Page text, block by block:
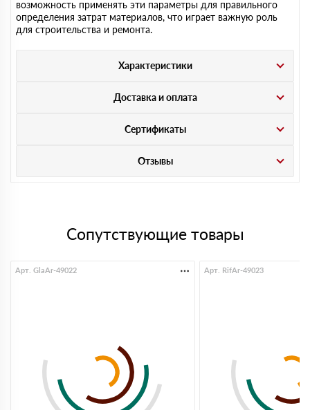
возможность применять эти параметры для правильного
определения затрат материалов, что играет важную роль
для строительства и ремонта.
Характеристики
Доставка и оплата
Сертификаты
Отзывы
Сопутствующие товары
Арт. GlaAr-49022 Арт. RifAr-49023